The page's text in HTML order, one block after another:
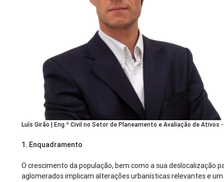
Luís Girão | Eng.º Civil no Setor de Planeamento e Avaliação de Ativos
1. Enquadramento
O crescimento da população, bem como a sua deslocalização
aglomerados implicam alterações urbanísticas relevantes e